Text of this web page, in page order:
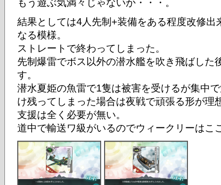
もう遊ぶ気満々じゃないか・・・。
結果としては4人先制+装備をある程度改修出
なる模様。
ストレートで終わってしまった。
先制爆雷でボス以外の潜水艦を吹き飛ばした
す。
潜水夏姫の魚雷で1隻は被害を受けるが集中
け残ってしまった場合は夜戦で頑張る形が理
支援は全く必要が無い。
道中で輸送ワ級がいるのでウィークリーはこ